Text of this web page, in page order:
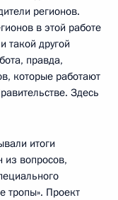
регионов.
в этой работе
такой другой
правда,
которые работают
Здесь
итоги
из вопросов,
тропы». Проект